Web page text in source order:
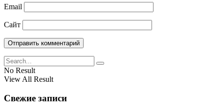
Email
Сайт
No Result
View All Result
Свежие записи